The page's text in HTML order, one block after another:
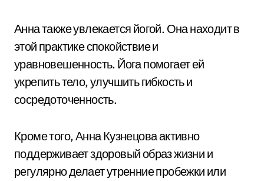
Анна также увлекается йогой. Она находит в
этой практике спокойствие и
уравновешенность. Йога помогает ей
укрепить тело, улучшить гибкость и
сосредоточенность.
Кроме того, Анна Кузнецова активно
поддерживает здоровый образ жизни и
регулярно делает утренние пробежки или